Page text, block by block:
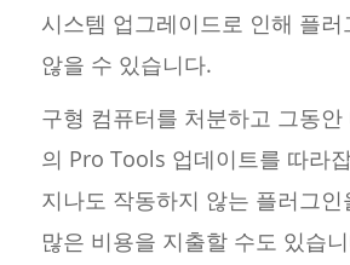
시스템 업그레이드로 인해 플
않을 수 있습니다.
구형 컴퓨터를 처분하고 그동안
의 Pro Tools 업데이트를 따라
지나도 작동하지 않는 플러그인
많은 비용을 지출할 수도 있습